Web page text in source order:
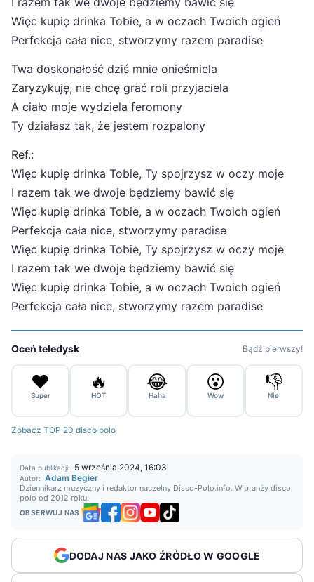
Więc kupię drinka Tobie, a w oczach Twoich ogień
Perfekcja cała nice, stworzymy razem paradise
Twa doskonałość dziś mnie onieśmiela
Zaryzykuję, nie chcę grać roli przyjaciela
A ciało moje wydziela feromony
Ty działasz tak, że jestem rozpalony
Ref.:
Więc kupię drinka Tobie, Ty spojrzysz w oczy moje
I razem tak we dwoje będziemy bawić się
Więc kupię drinka Tobie, a w oczach Twoich ogień
Perfekcja cała nice, stworzymy paradise
Więc kupię drinka Tobie, Ty spojrzysz w oczy moje
I razem tak we dwoje będziemy bawić się
Więc kupię drinka Tobie, a w oczach Twoich ogień
Perfekcja cała nice, stworzymy razem paradise
Oceń teledysk Bądź pierwszy!
❤️
Super
🔥
HOT
😂
Haha
😮
Wow
👎
Nie
Zobacz TOP 20 disco polo
Data publikacji: 5 września 2024, 16:03
Autor: Adam Begier
Dziennikarz muzyczny i redaktor naczelny Disco-Polo.info. W branży disco
polo od 2012 roku.
OBSERWUJ NAS
DODAJ NAS JAKO ŹRÓDŁO W GOOGLE